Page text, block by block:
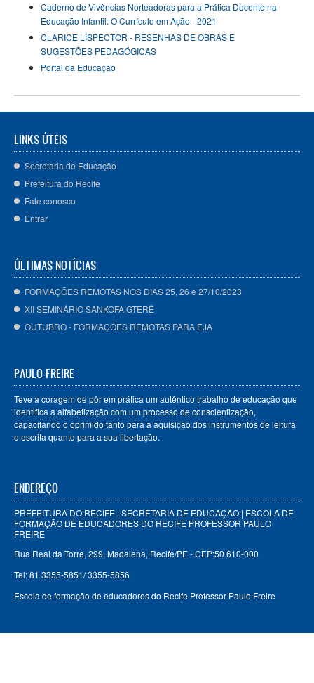
Caderno de Vivências Norteadoras para a Prática Docente na
Educação Infantil: O Currículo em Ação - 2021
CLARICE LISPECTOR - RESENHAS DE OBRAS E
SUGESTÕES PEDAGÓGICAS
Portal da Educação
LINKS ÚTEIS
Secretaria de Educação
Prefeitura do Recife
Fale conosco
Entrar
ÚLTIMAS NOTÍCIAS
FORMAÇÕES REMOTAS NOS DIAS 25, 26 e 27/10/2023
XII SEMINÁRIO SANKOFA GTERÊ
OUTUBRO - FORMAÇÕES REMOTAS PARA EJA
PAULO FREIRE
Teve a coragem de pôr em prática um autêntico trabalho de educação que
identifica a alfabetização com um processo de conscientização,
capacitando o oprimido tanto para a aquisição dos instrumentos de leitura
e escrita quanto para a sua libertação.
ENDEREÇO
PREFEITURA DO RECIFE | SECRETARIA DE EDUCAÇÃO | ESCOLA DE
FORMAÇÃO DE EDUCADORES DO RECIFE PROFESSOR PAULO
FREIRE
Rua Real da Torre, 299, Madalena, Recife/PE - CEP:50.610-000
Tel: 81 3355-5851/ 3355-5856
Escola de formação de educadores do Recife Professor Paulo Freire